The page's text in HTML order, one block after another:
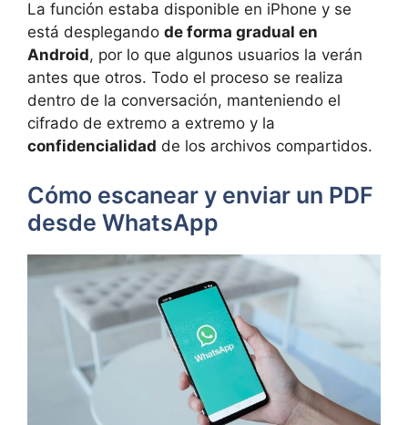
La función estaba disponible en iPhone y se
está desplegando de forma gradual en
Android, por lo que algunos usuarios la verán
antes que otros. Todo el proceso se realiza
dentro de la conversación, manteniendo el
cifrado de extremo a extremo y la
confidencialidad de los archivos compartidos.
Cómo escanear y enviar un PDF
desde WhatsApp